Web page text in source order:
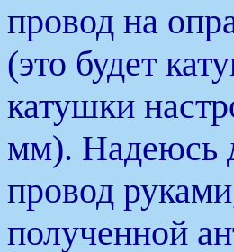
провод на
(это будет
катушки
мм). Надеюсь
провод
полученной